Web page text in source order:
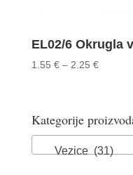
EL02/6 Okrugla
1.55 € – 2.25 €Price
Kategorije
Vezice (31)